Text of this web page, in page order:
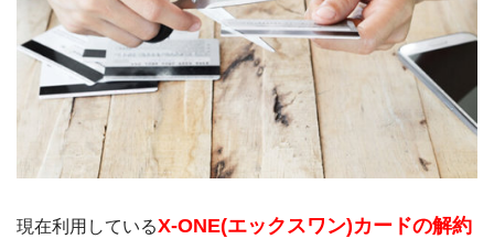
現在利用しているX-ONE(エックスワン)カードの解約